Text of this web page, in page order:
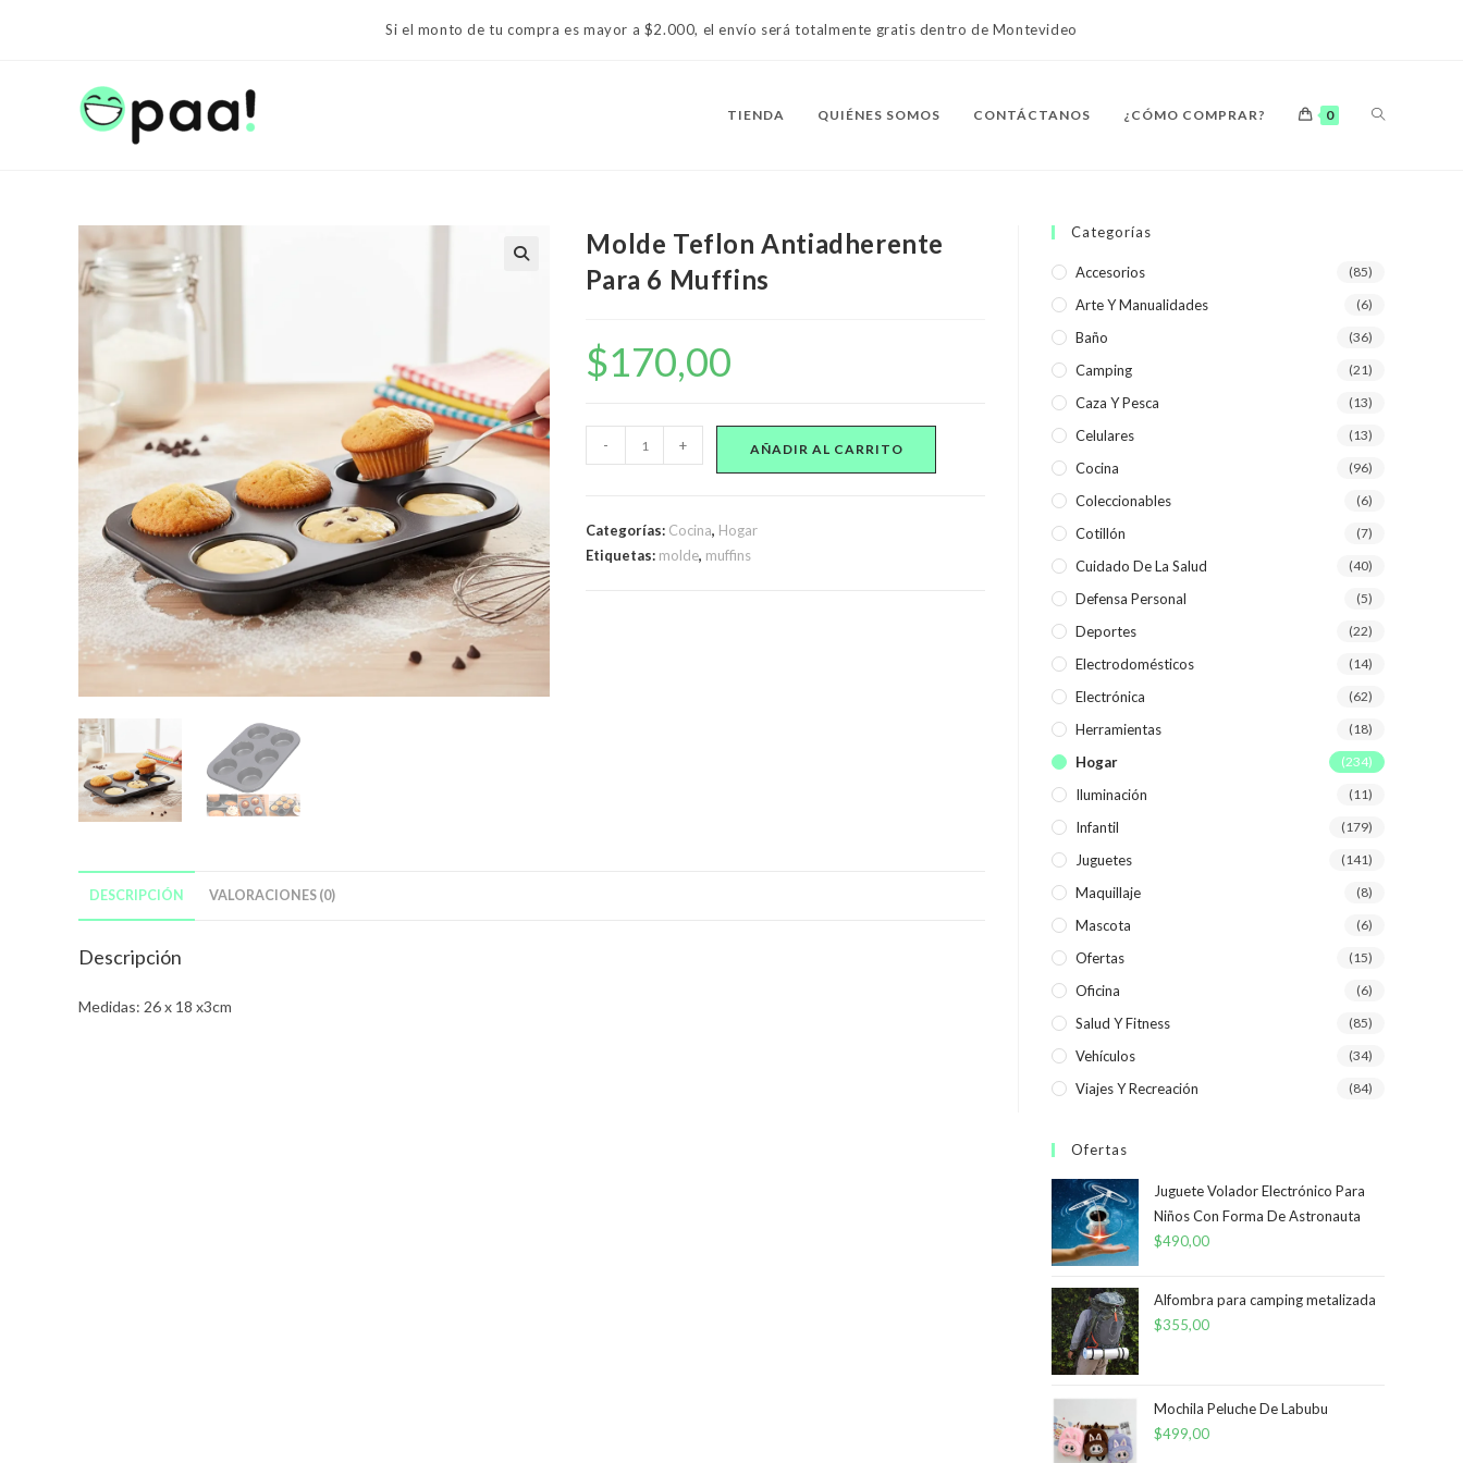
Si el monto de tu compra es mayor a $2.000, el envío será totalmente gratis dentro de Montevideo
TIENDA QUIÉNES SOMOS CONTÁCTANOS ¿CÓMO COMPRAR? 0 ALTERNAR
DE
LA
Molde Teflon Antiadherente
Para 6 Muffins
$170,00
Teflon
6
- + AÑADIR AL CARRITO
Categorías: Cocina, Hogar
Etiquetas: molde, muffins
DESCRIPCIÓN VALORACIONES (0)
Descripción
Medidas: 26 x 18 x3cm
Categorías
Accesorios (85)
Arte Y Manualidades (6)
Baño (36)
Camping (21)
Caza Y Pesca (13)
Celulares (13)
Cocina (96)
Coleccionables (6)
Cotillón (7)
Cuidado De La Salud (40)
Defensa Personal (5)
Deportes (22)
Electrodomésticos (14)
Electrónica (62)
Herramientas (18)
Hogar (234)
Iluminación (11)
Infantil (179)
Juguetes (141)
Maquillaje (8)
Mascota (6)
Ofertas (15)
Oficina (6)
Salud Y Fitness (85)
Vehículos (34)
Viajes Y Recreación (84)
Ofertas
Juguete Volador Electrónico Para
Niños Con Forma De Astronauta
$490,00
Alfombra para camping metalizada
$355,00
Mochila Peluche De Labubu
$499,00